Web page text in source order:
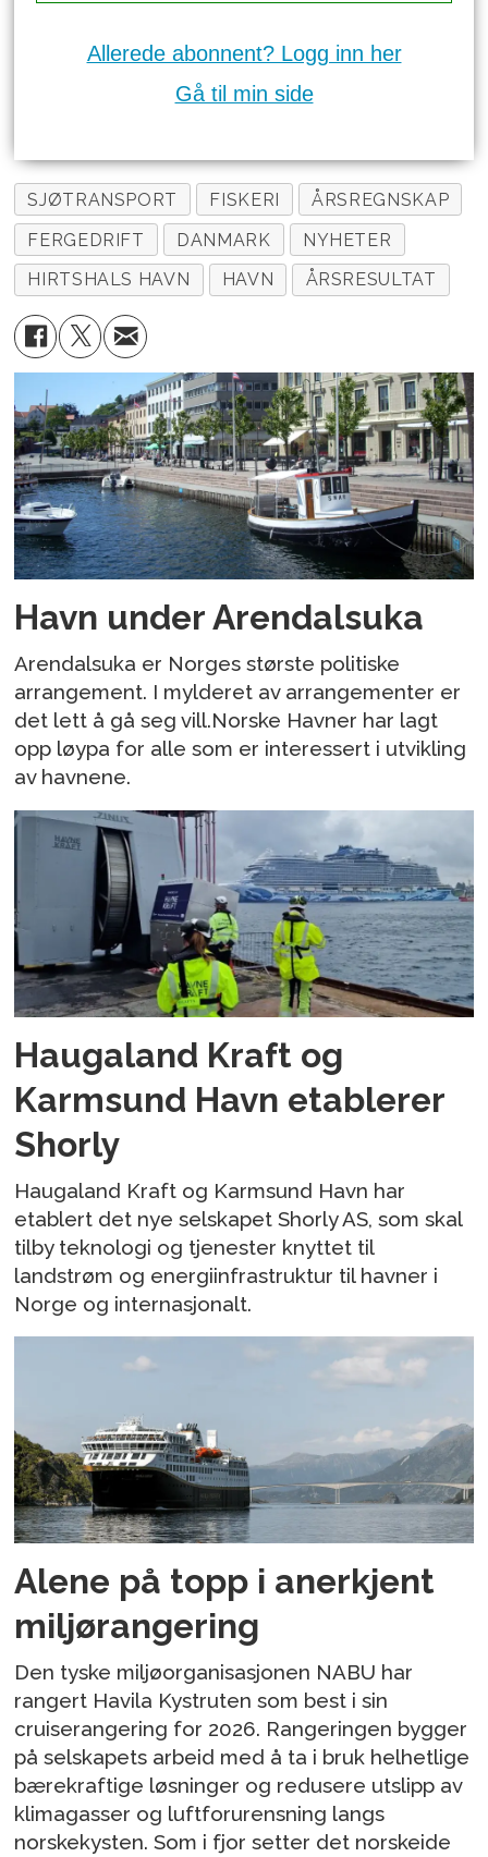
Allerede abonnent? Logg inn her
Gå til min side
SJØTRANSPORT FISKERI
ÅRSREGNSKAP
FERGEDRIFT
DANMARK
NYHETER
HIRTSHALS HAVN
HAVN ÅRSRESULTAT
Havn under Arendalsuka
Arendalsuka er Norges største politiske
arrangement. I mylderet av arrangementer er
det lett å gå seg vill.Norske Havner har lagt
opp løypa for alle som er interessert i utvikling
av havnene.
Haugaland Kraft og
Karmsund Havn etablerer
Shorly
Haugaland Kraft og Karmsund Havn har
etablert det nye selskapet Shorly AS, som skal
tilby teknologi og tjenester knyttet til
landstrøm og energiinfrastruktur til havner i
Norge og internasjonalt.
Alene på topp i anerkjent
miljørangering
Den tyske miljøorganisasjonen NABU har
rangert Havila Kystruten som best i sin
cruiserangering for 2026. Rangeringen bygger
på selskapets arbeid med å ta i bruk helhetlige
bærekraftige løsninger og redusere utslipp av
klimagasser og luftforurensning langs
norskekysten. Som i fjor setter det norskeide